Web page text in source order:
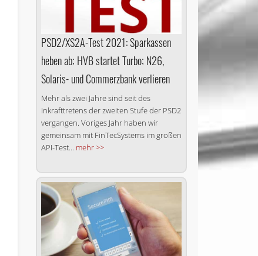
PSD2/XS2A-Test 2021: Sparkassen
heben ab; HVB startet Turbo; N26,
Solaris- und Commerzbank verlieren
Mehr als zwei Jahre sind seit des
Inkrafttretens der zweiten Stufe der PSD2
vergangen. Voriges Jahr haben wir
gemeinsam mit FinTecSystems im großen
API-Test... mehr >>